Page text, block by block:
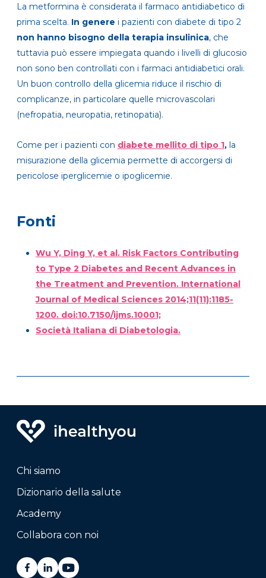
La metformina è considerata il farmaco antidiabetico di
prima scelta. In genere i pazienti con diabete di tipo 2
non hanno bisogno della terapia insulinica, che
tuttavia può essere impiegata quando i livelli di glucosio
non sono ben controllati con i farmaci antidiabetici orali.
Un buon controllo della glicemia riduce il rischio di
complicanze, in particolare quelle microvascolari
(nefropatia, neuropatia, retinopatia).
Come per i pazienti con diabete mellito di tipo 1, la
misurazione della glicemia permette di accorgersi di
pericolose iperglicemie o ipoglicemie.
Fonti
Wu Y, Ding Y, et al. Risk Factors Contributing
to Type 2 Diabetes and Recent Advances in
the Treatment and Prevention. International
Journal of Medical Sciences 2014;11(11):1185-
1200. doi:10.7150/ijms.10001;
Società Italiana di Diabetologia.
Chi siamo
Dizionario della salute
Academy
Collabora con noi